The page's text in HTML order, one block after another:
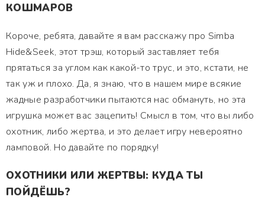
КОШМАРОВ
Короче, ребята, давайте я вам расскажу про Simba
Hide&Seek, этот трэш, который заставляет тебя
прятаться за углом как какой-то трус, и это, кстати, не
так уж и плохо. Да, я знаю, что в нашем мире всякие
жадные разработчики пытаются нас обмануть, но эта
игрушка может вас зацепить! Смысл в том, что вы либо
охотник, либо жертва, и это делает игру невероятно
ламповой. Но давайте по порядку!
ОХОТНИКИ ИЛИ ЖЕРТВЫ: КУДА ТЫ
ПОЙДЁШЬ?